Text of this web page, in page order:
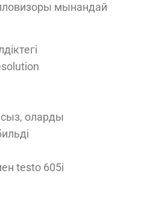
мынандай
оларды
testo 605i